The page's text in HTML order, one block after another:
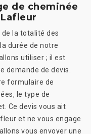
de cheminée
la totalité des
durée de notre
utiliser ; il est
demande de devis.
formulaire de
le type de
Ce devis vous ait
et ne vous engage
vous envoyer une